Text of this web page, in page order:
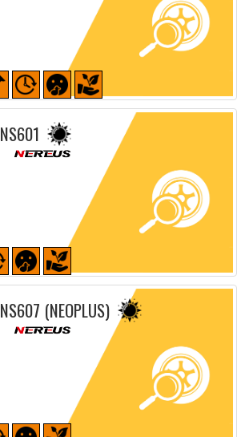
Fiche détaillée
NS601
Fiche détaillée
NS607 (NEOPLUS)